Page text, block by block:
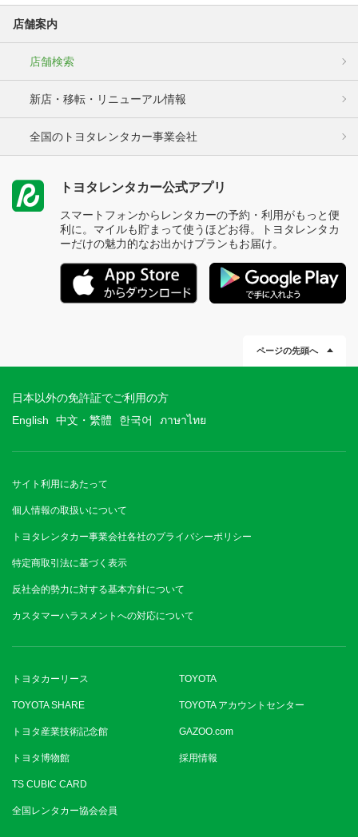
店舗案内
店舗検索
新店・移転・リニューアル情報
全国のトヨタレンタカー事業会社
トヨタレンタカー公式アプリ
スマートフォンからレンタカーの予約・利用がもっと便
利に。マイルも貯まって使うほどお得。トヨタレンタカ
ーだけの魅力的なお出かけプランもお届け。
ページの先頭へ
日本以外の免許証でご利用の方
English
中文・繁體 한국어 ภาษาไทย
サイト利用にあたって
個人情報の取扱いについて
トヨタレンタカー事業会社各社のプライバシーポリシー
特定商取引法に基づく表示
反社会的勢力に対する基本方針について
カスタマーハラスメントへの対応について
トヨタカーリース TOYOTA
TOYOTA SHARE TOYOTA アカウントセンター
トヨタ産業技術記念館 GAZOO.com
トヨタ博物館 採用情報
TS CUBIC CARD
全国レンタカー協会会員